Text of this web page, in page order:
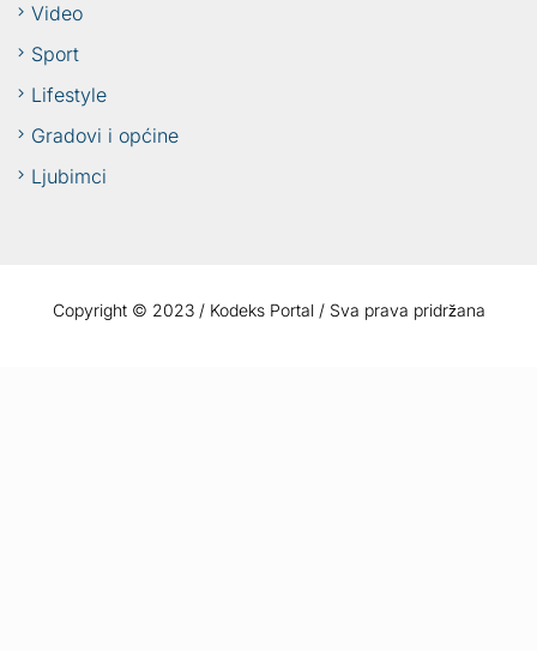
Video
Sport
Lifestyle
Gradovi i općine
Ljubimci
Copyright © 2023 / Kodeks Portal / Sva prava pridržana